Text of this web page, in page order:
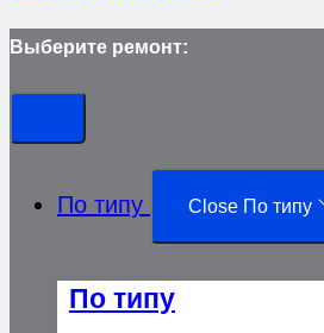
Выберите ремонт:
По типу Close По типу
По типу